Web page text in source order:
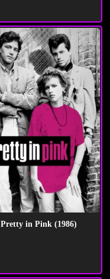
Pretty in Pink (1986)